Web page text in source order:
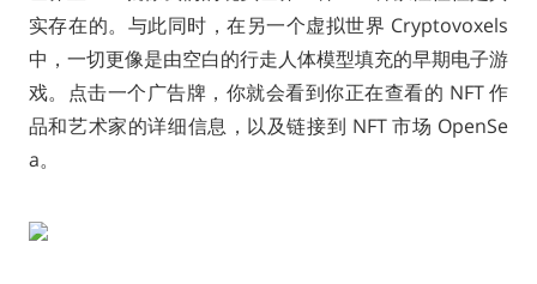
实存在的。与此同时，在另一个虚拟世界 Cryptovoxels
中，一切更像是由空白的行走人体模型填充的早期电子游
戏。点击一个广告牌，你就会看到你正在查看的 NFT 作
品和艺术家的详细信息，以及链接到 NFT 市场 OpenSe
a。